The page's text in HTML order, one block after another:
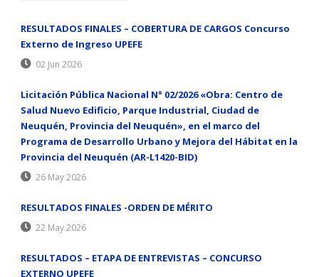
RESULTADOS FINALES – COBERTURA DE CARGOS Concurso
Externo de Ingreso UPEFE
02 Jun 2026
Licitación Pública Nacional N° 02/2026 «Obra: Centro de
Salud Nuevo Edificio, Parque Industrial, Ciudad de
Neuquén, Provincia del Neuquén», en el marco del
Programa de Desarrollo Urbano y Mejora del Hábitat en la
Provincia del Neuquén (AR-L1420-BID)
26 May 2026
RESULTADOS FINALES -ORDEN DE MÉRITO
22 May 2026
RESULTADOS – ETAPA DE ENTREVISTAS – CONCURSO
EXTERNO UPEFE